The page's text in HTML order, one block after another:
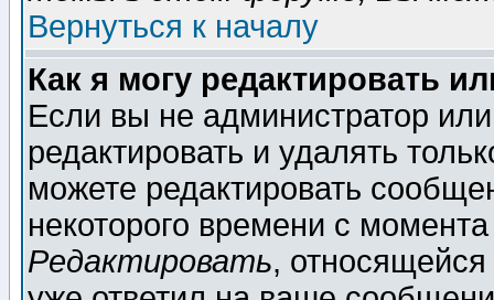
Вернуться к началу
Как я могу редактировать
Если вы не администратор
редактировать и удалять
можете редактировать
некоторого времени с
Редактировать,